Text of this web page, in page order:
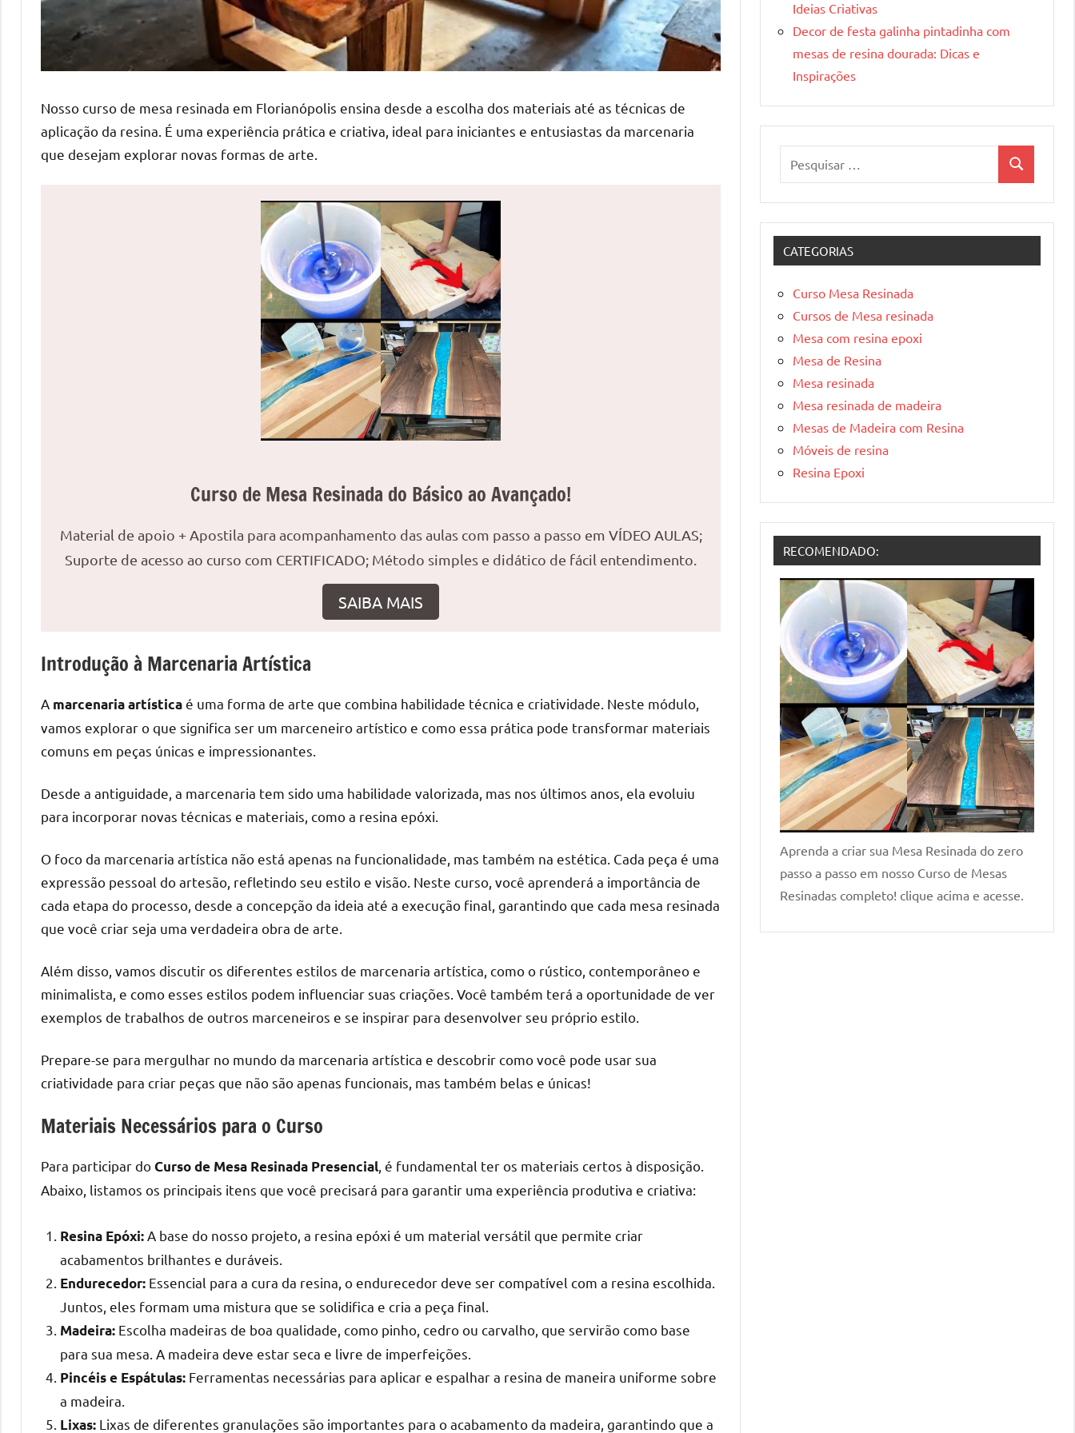
de
mesas
de
resina
e
as
mesas
cascata
resinadas.
Quer
esteja
à
procura
de
uma
mesa
redonda
para
uma
de
jantar
lugares,
você
tudo
seu
com
peças
únicas.
Nosso
é
focado
em
melhores
práticas
tendências
para
mesa
resinada
alta
qualidade,
como
River
e
Nosso curso de mesa resinada em Florianópolis ensina desde a escolha dos materiais até as técnicas de
aplicação da resina. É uma experiência prática e criativa, ideal para iniciantes e entusiastas da marcenaria
que desejam explorar novas formas de arte.
Curso de Mesa Resinada do Básico ao Avançado!
Material de apoio + Apostila para acompanhamento das aulas com passo a passo em VÍDEO AULAS;
Suporte de acesso ao curso com CERTIFICADO; Método simples e didático de fácil entendimento.
SAIBA MAIS
Introdução à Marcenaria Artística
A marcenaria artísticaé uma forma de arte que combina habilidade técnica e criatividade. Neste módulo,
vamos explorar o que significa ser um marceneiro artístico e como essa prática pode transformar materiais
comuns em peças únicas e impressionantes.
Desde a antiguidade, a marcenaria tem sido uma habilidade valorizada, mas nos últimos anos, ela evoluiu
para incorporar novas técnicas e materiais, como a resina epóxi.
O foco da marcenaria artística não está apenas na funcionalidade, mas também na estética. Cada peça é uma
expressão pessoal do artesão, refletindo seu estilo e visão. Neste curso, você aprenderá a importância de
cada etapa do processo, desde a concepção da ideia até a execução final, garantindo que cada mesa resinada
que você criar seja uma verdadeira obra de arte.
Além disso, vamos discutir os diferentes estilos de marcenaria artística, como o rústico, contemporâneo e
minimalista, e como esses estilos podem influenciar suas criações. Você também terá a oportunidade de ver
exemplos de trabalhos de outros marceneiros e se inspirar para desenvolver seu próprio estilo.
Prepare-se para mergulhar no mundo da marcenaria artística e descobrir como você pode usar sua
criatividade para criar peças que não são apenas funcionais, mas também belas e únicas!
Materiais Necessários para o Curso
Para participar doCurso de Mesa Resinada Presencial, é fundamental ter os materiais certos à disposição.
Abaixo, listamos os principais itens que você precisará para garantir uma experiência produtiva e criativa:
Resina Epóxi:A base do nosso projeto, a resina epóxi é um material versátil que permite criar
acabamentos brilhantes e duráveis.
Endurecedor: Essencial para a cura da resina, o endurecedor deve ser compatível com a resina escolhida.
Juntos, eles formam uma mistura que se solidifica e cria a peça final.
Madeira: Escolha madeiras de boa qualidade, como pinho, cedro ou carvalho, que servirão como base
para sua mesa. A madeira deve estar seca e livre de imperfeições.
Pincéis e Espátulas: Ferramentas necessárias para aplicar e espalhar a resina de maneira uniforme sobre
a madeira.
Lixas: Lixas de diferentes granulações são importantes para o acabamento da madeira, garantindo que a
Ideias Criativas
Decor de festa galinha pintadinha com
mesas de resina dourada: Dicas e
Inspirações
Pesquisa
CATEGORIAS
Curso Mesa Resinada
Cursos de Mesa resinada
Mesa com resina epoxi
Mesa de Resina
Mesa resinada
Mesa resinada de madeira
Mesas de Madeira com Resina
Móveis de resina
Resina Epoxi
RECOMENDADO:
Aprenda a criar sua Mesa Resinada do zero
passo a passo em nosso Curso de Mesas
Resinadas completo! clique acima e acesse.